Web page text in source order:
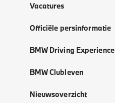
Vacatures
Officiële persinformatie
BMW Driving Experience
BMW Clubleven
Nieuwsoverzicht